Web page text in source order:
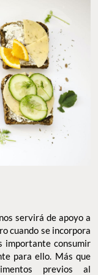
servirá de apoyo a
cuando se incorpora
importante consumir
para ello. Más que
previos al